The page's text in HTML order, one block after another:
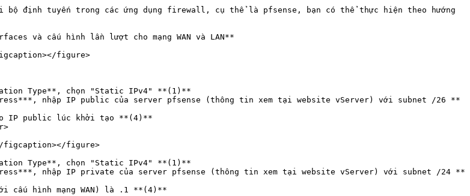
định tuyến trong các ứng dụng firewall, cụ thể là pfsense, bạn có thể thực hiện theo hướng
và cấu hình lần lượt cho mạng WAN và LAN**
figure>